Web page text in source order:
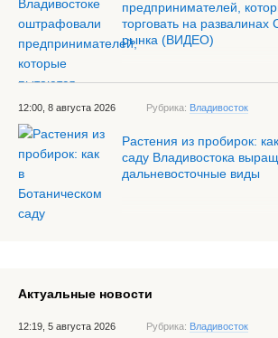
предпринимателей,
торговать на развалинах
рынка (ВИДЕО)
12:00, 8 августа 2026 Рубрика: Владивосток
Растения из пробирок:
саду Владивостока
дальневосточные виды
Актуальные новости
12:19, 5 августа 2026 Рубрика: Владивосток